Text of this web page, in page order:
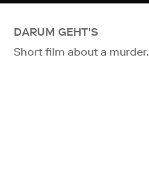
DARUM GEHT'S
Short film about a murder.